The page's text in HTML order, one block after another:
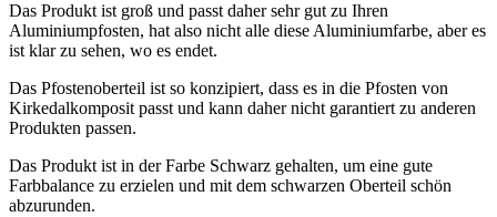
Das Produkt ist groß und passt daher sehr gut zu Ihren
Aluminiumpfosten, hat also nicht alle diese Aluminiumfarbe, aber es
ist klar zu sehen, wo es endet.
Das Pfostenoberteil ist so konzipiert, dass es in die Pfosten von
Kirkedalkomposit passt und kann daher nicht garantiert zu anderen
Produkten passen.
Das Produkt ist in der Farbe Schwarz gehalten, um eine gute
Farbbalance zu erzielen und mit dem schwarzen Oberteil schön
abzurunden.